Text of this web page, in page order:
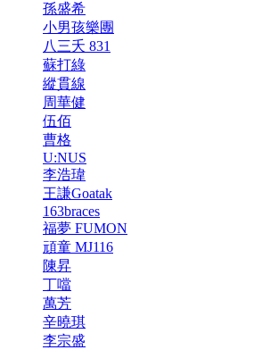
孫盛希
小男孩樂團
八三夭 831
蘇打綠
縱貫線
周華健
伍佰
曹格
U:NUS
李浩瑋
王謙Goatak
163braces
福夢 FUMON
頑童 MJ116
陳昇
丁噹
萬芳
辛曉琪
李宗盛